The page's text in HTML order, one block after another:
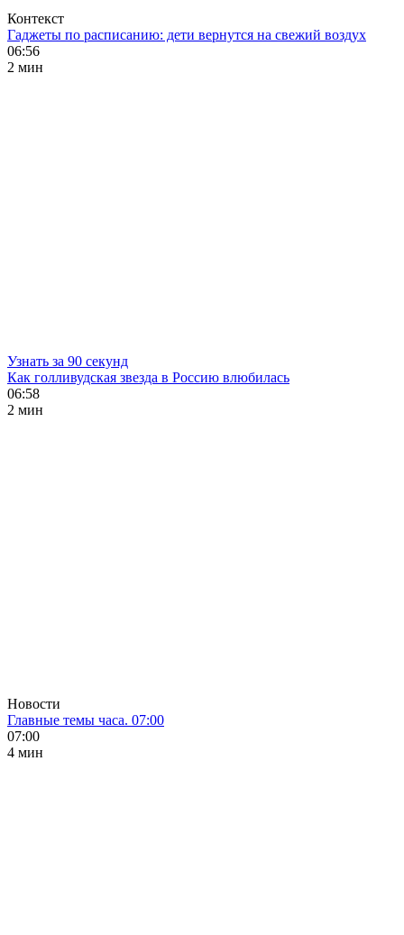
Контекст
Гаджеты по расписанию: дети вернутся на свежий воздух
06:56
2 мин
Узнать за 90 секунд
Как голливудская звезда в Россию влюбилась
06:58
2 мин
Новости
Главные темы часа. 07:00
07:00
4 мин